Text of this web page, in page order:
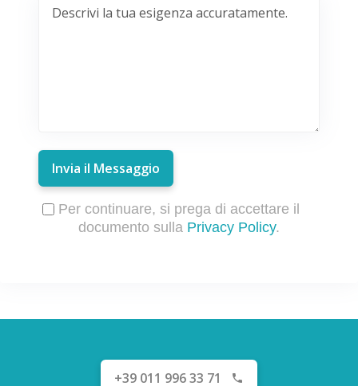
Invia il Messaggio
Per continuare, si prega di accettare il
documento sulla Privacy Policy.
+39 011 996 33 71